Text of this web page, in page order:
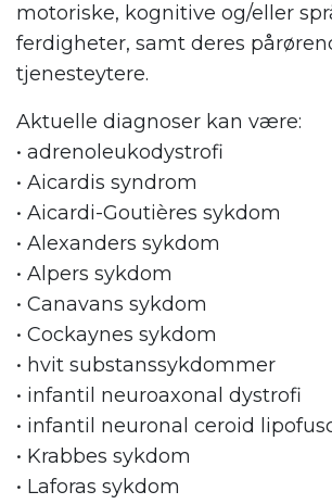
motoriske, kognitive og/eller
ferdigheter, samt deres
tjenesteytere.
Aktuelle diagnoser kan være:
• adrenoleukodystrofi
• Aicardis syndrom
• Aicardi-Goutières sykdom
• Alexanders sykdom
• Alpers sykdom
• Canavans sykdom
• Cockaynes sykdom
• hvit substanssykdommer
• infantil neuroaxonal dystrofi
• infantil neuronal ceroid
• Krabbes sykdom
• Laforas sykdom